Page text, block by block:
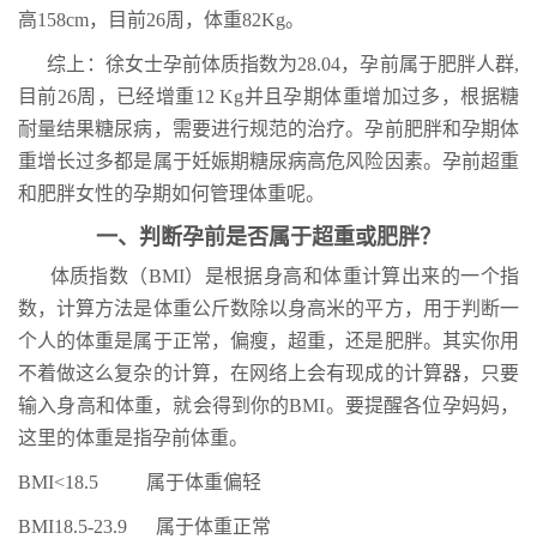
高158cm，目前26周，体重82Kg。
综上：徐女士孕前体质指数为28.04，孕前属于肥胖人群,
目前26周，已经增重12 Kg并且孕期体重增加过多，根据糖
耐量结果糖尿病，需要进行规范的治疗。孕前肥胖和孕期体
重增长过多都是属于妊娠期糖尿病高危风险因素。孕前超重
和肥胖女性的孕期如何管理体重呢。
一、判断孕前是否属于超重或肥胖？
体质指数（BMI）是根据身高和体重计算出来的一个指
数，计算方法是体重公斤数除以身高米的平方，用于判断一
个人的体重是属于正常，偏瘦，超重，还是肥胖。其实你用
不着做这么复杂的计算，在网络上会有现成的计算器，只要
输入身高和体重，就会得到你的BMI。要提醒各位孕妈妈，
这里的体重是指孕前体重。
BMI<18.5 属于体重偏轻
BMI18.5-23.9 属于体重正常